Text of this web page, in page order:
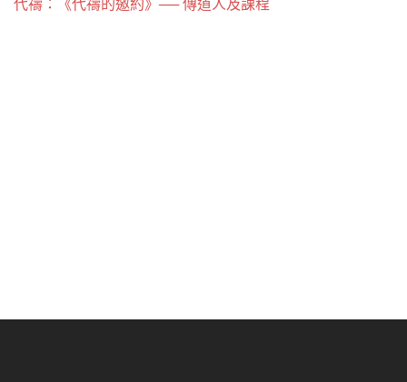
代禱：《代禱的邀約》── 傳道人及課程